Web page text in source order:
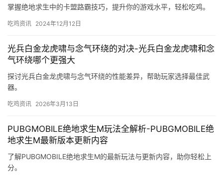
掌握绝地求生中的卡盟路霸技巧，提升你的游戏水平，轻松吃鸡。
吃鸡资讯 2024年12月12日
光兵白金龙虎啸与念气环绕的对决-光兵白金龙虎啸和念
气环绕哪个更强大
探讨光兵白金龙虎啸与念气环绕的性能差异，帮助玩家选择最佳武
器。
吃鸡资讯 2026年3月13日
PUBGMOBILE绝地求生M玩法全解析-PUBGMOBILE绝
地求生M最新版本更新内容
了解PUBGMOBILE绝地求生M的最新玩法与更新内容，助你轻松上
分。